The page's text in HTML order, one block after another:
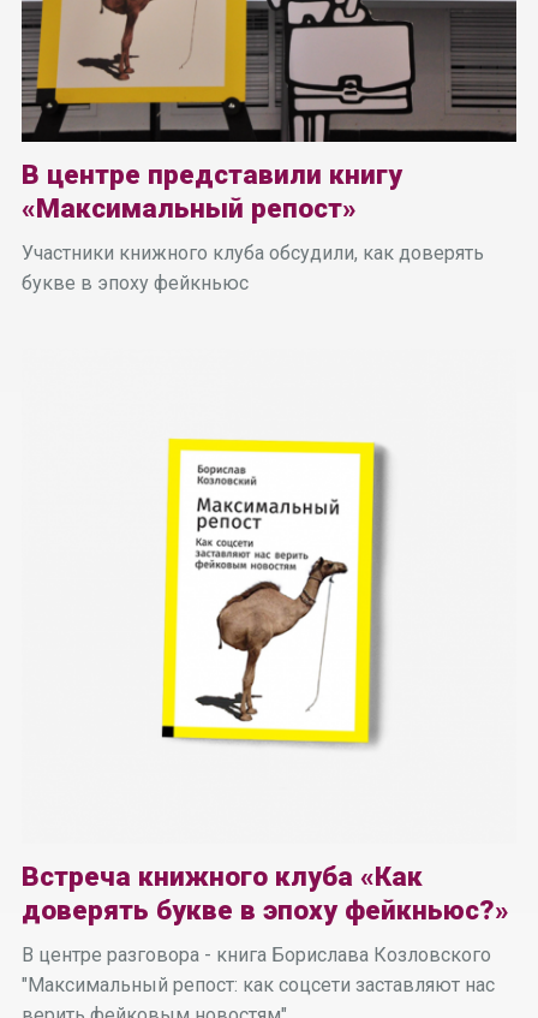
В центре представили книгу
«Максимальный репост»
Участники книжного клуба обсудили, как доверять
букве в эпоху фейкньюс
Встреча книжного клуба «Как
доверять букве в эпоху фейкньюс?»
В центре разговора - книга Борислава Козловского
"Максимальный репост: как соцсети заставляют нас